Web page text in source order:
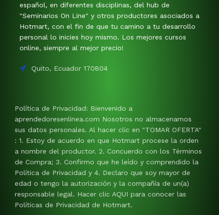
español, en diferentes disciplinas, del hub de
"Seminarios On Line" y otros productores asociados a
Hotmart, con el fin de que tu camino a tu desarrollo
personal lo inicies hoy mismo. Los mejores cursos
online, siempre al mejor precio!
Quito, Ecuador 170804
Política de Privacidad: Bienvenido a
aprendedoresenlinea.com Nosotros no almacenamos
sus datos personales. Al hacer clic en "TOMAR OFERTA"
: 1. Estoy de acuerdo en que Hotmart procese la orden
a nombre del productor. 2. Concuerdo con los Términos
de Compra; 3. Confirmo que he leído y comprendido la
Política de Privacidad y 4. Declaro que soy mayor de
edad o tengo la autorización y la compañía de un(a)
responsable legal. Hacer clic AQUI para conocer las
Políticas de Privacidad de Hotmart.